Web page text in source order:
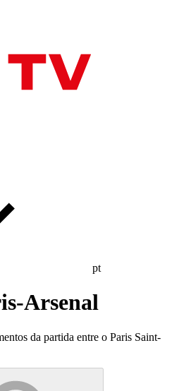
pt
Arsenal
da partida entre o Paris Saint-